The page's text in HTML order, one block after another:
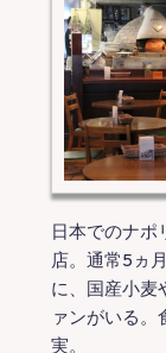
日本でのナポ
店。通常5ヵ
に、国産小麦
ァンがいる
実。